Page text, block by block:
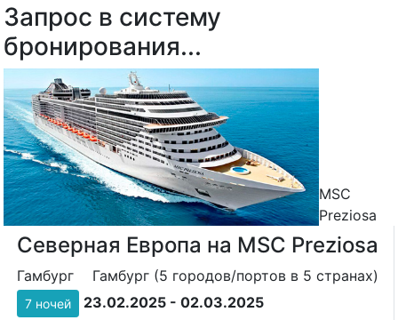
MSC
Preziosa
Северная Европа на MSC Preziosa
Гамбург Гамбург (5 городов/портов в 5 странах)
7 ночей 23.02.2025 - 02.03.2025
Запрос в систему
бронирования...